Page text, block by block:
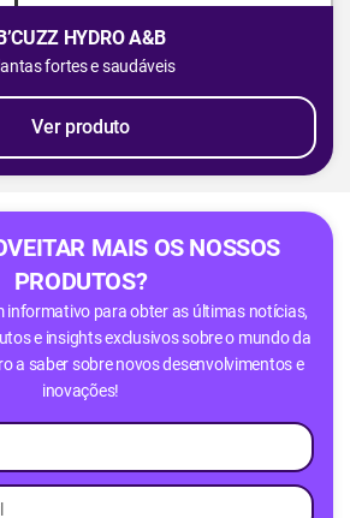
B’CUZZ HYDRO A&B
fortes e saudáveis
Ver produto
MAIS OS NOSSOS
PRODUTOS?
informativo para obter as últimas notícias,
e insights exclusivos sobre o mundo da
a saber sobre novos desenvolvimentos e
inovações!